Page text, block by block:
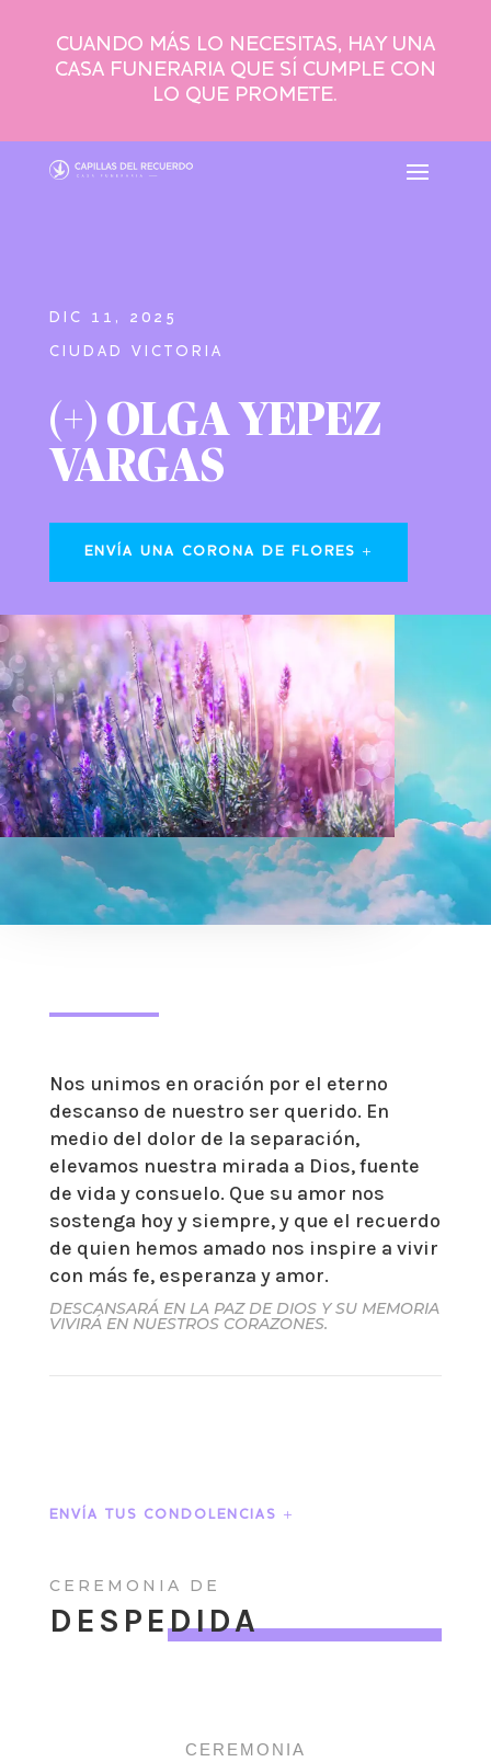
CUANDO MÁS LO NECESITAS, HAY UNA
CASA FUNERARIA QUE SÍ CUMPLE CON
LO QUE PROMETE.
DIC 11, 2025
CIUDAD VICTORIA
(+) OLGA YEPEZ
VARGAS
ENVÍA UNA CORONA DE FLORES
Nos unimos en oración por el eterno
descanso de nuestro ser querido. En
medio del dolor de la separación,
elevamos nuestra mirada a Dios, fuente
de vida y consuelo. Que su amor nos
sostenga hoy y siempre, y que el recuerdo
de quien hemos amado nos inspire a vivir
con más fe, esperanza y amor.
DESCANSARÁ EN LA PAZ DE DIOS Y SU MEMORIA
VIVIRÁ EN NUESTROS CORAZONES.
ENVÍA TUS CONDOLENCIAS
CEREMONIA DE
DESPEDIDA
CEREMONIA